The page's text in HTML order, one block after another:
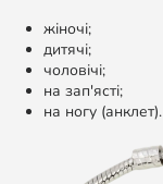
жіночі;
дитячі;
чоловічі;
на зап'ясті;
на ногу (анклет).